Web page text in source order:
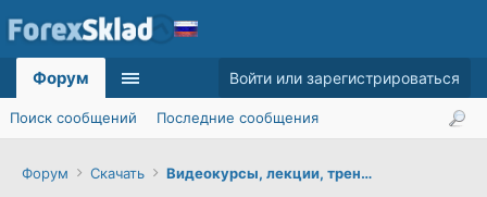
Форум Скачать Видеокурсы, лекции, тренинги
Форум
Поиск сообщений Последние сообщения
Войти или зарегистрироваться